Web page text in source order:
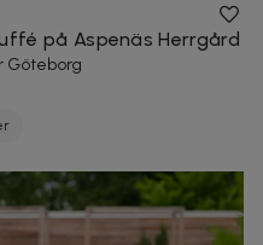
på Aspenäs Herrgård
Göteborg